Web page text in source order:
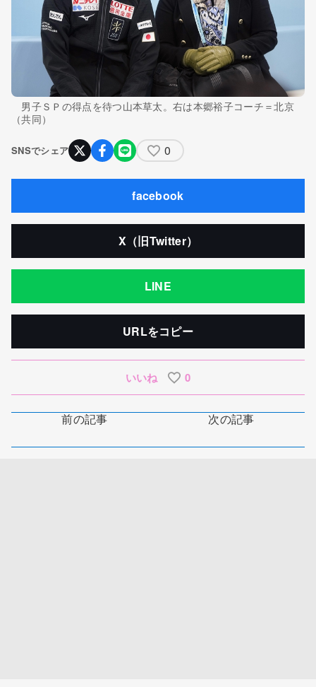
男子ＳＰの得点を待つ山本草太。右は本郷裕子コーチ＝北京
（共同）
SNSでシェア 0
facebook
X（旧Twitter）
LINE
URLをコピー
いいね 0
前の記事 次の記事